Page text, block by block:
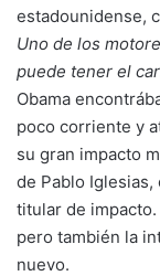
estadounidense,
Uno de los
puede tener el
Obama
poco corriente y
su gran impacto
de Pablo
titular de
pero también la
nuevo.